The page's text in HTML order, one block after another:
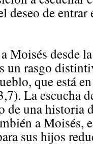
deseo de
Moisés desde
un rasgo
que está
La escucha
de una historia
a Moisés,
sus hijos